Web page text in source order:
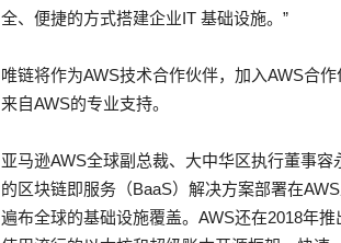
全、便捷的方式搭建企业IT 基础设施。”
唯链将作为AWS技术合作伙伴，加入AWS合
来自AWS的专业支持。
亚马逊AWS全球副总裁、大中华区执行董事
的区块链即服务（BaaS）解决方案部署在
遍布全球的基础设施覆盖。AWS还在2018年